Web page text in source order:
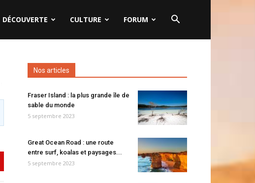
DÉCOUVERTE CULTURE FORUM
Nos articles
Fraser Island : la plus grande île de
sable du monde
5 septembre 2023
Great Ocean Road : une route
entre surf, koalas et paysages...
5 septembre 2023